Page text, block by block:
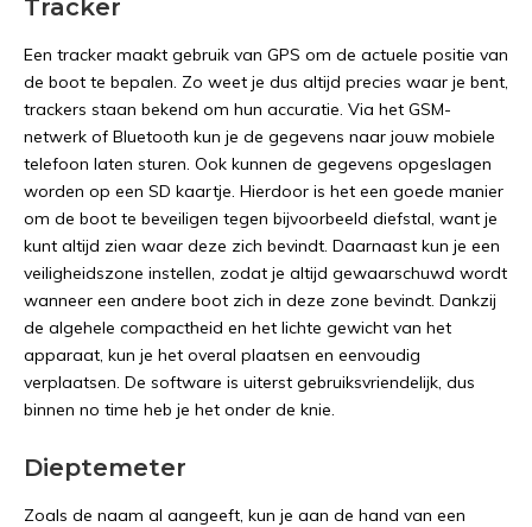
Tracker
Een tracker maakt gebruik van GPS om de actuele positie van
de boot te bepalen. Zo weet je dus altijd precies waar je bent,
trackers staan bekend om hun accuratie. Via het GSM-
netwerk of Bluetooth kun je de gegevens naar jouw mobiele
telefoon laten sturen. Ook kunnen de gegevens opgeslagen
worden op een SD kaartje. Hierdoor is het een goede manier
om de boot te beveiligen tegen bijvoorbeeld diefstal, want je
kunt altijd zien waar deze zich bevindt. Daarnaast kun je een
veiligheidszone instellen, zodat je altijd gewaarschuwd wordt
wanneer een andere boot zich in deze zone bevindt. Dankzij
de algehele compactheid en het lichte gewicht van het
apparaat, kun je het overal plaatsen en eenvoudig
verplaatsen. De software is uiterst gebruiksvriendelijk, dus
binnen no time heb je het onder de knie.
Dieptemeter
Zoals de naam al aangeeft, kun je aan de hand van een